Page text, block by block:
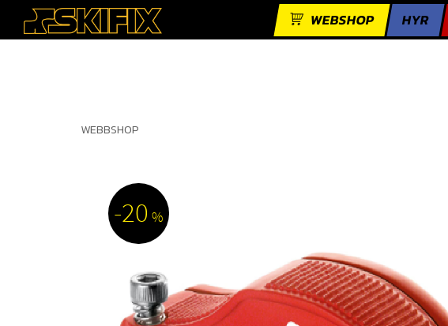
WEBSHOP HYR
WEBBSHOP
20 %